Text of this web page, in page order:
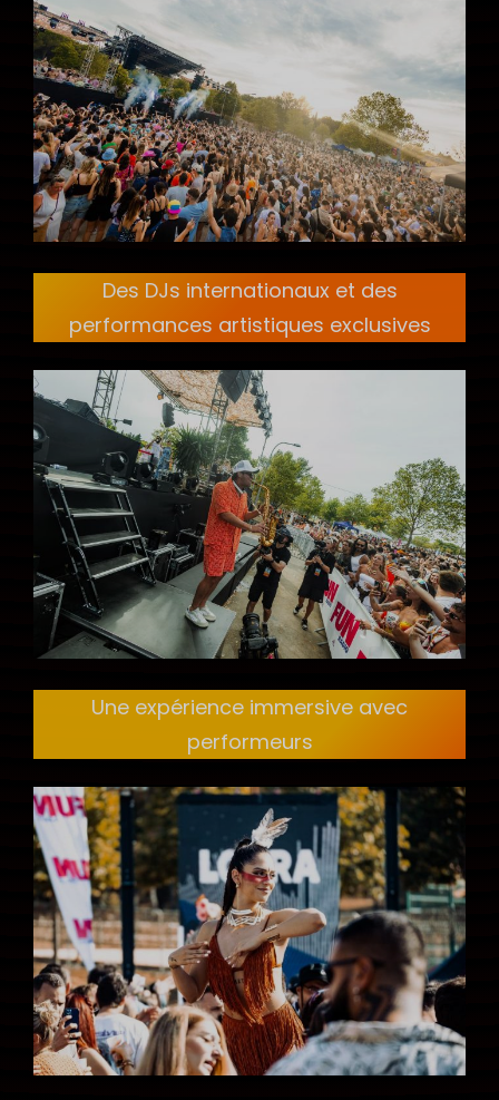
Des DJs internationaux et des
performances artistiques exclusives
Une expérience immersive avec
performeurs